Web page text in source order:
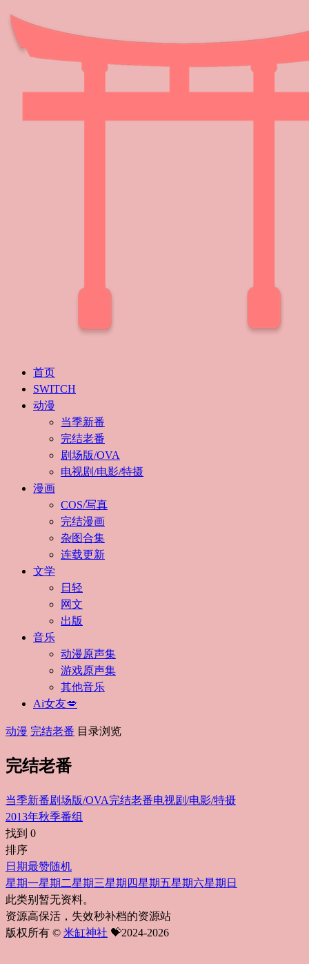
首页
SWITCH
动漫
当季新番
完结老番
剧场版/OVA
电视剧/电影/特摄
漫画
COS/写真
完结漫画
杂图合集
连载更新
文学
日轻
网文
出版
音乐
动漫原声集
游戏原声集
其他音乐
Ai女友💋
动漫 完结老番 目录浏览
完结老番
当季新番剧场版/OVA完结老番电视剧/电影/特摄
2013年秋季番组
找到 0
排序
日期最赞随机
星期一星期二星期三星期四星期五星期六星期日
此类别暂无资料。
资源高保活，失效秒补档的资源站
版权所有 © 米缸神社 💝2024-2026